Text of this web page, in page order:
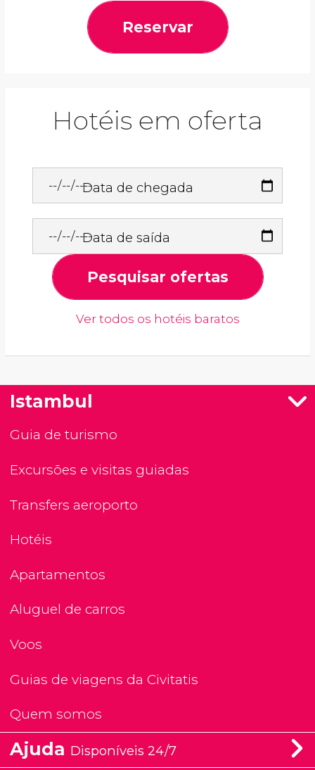
Reservar
Hotéis em oferta
Data de chegada
Data de saída
Pesquisar ofertas
Ver todos os hotéis baratos
Istambul
Guia de turismo
Excursões e visitas guiadas
Transfers aeroporto
Hotéis
Apartamentos
Aluguel de carros
Voos
Guias de viagens da Civitatis
Quem somos
Ajuda Disponíveis 24/7